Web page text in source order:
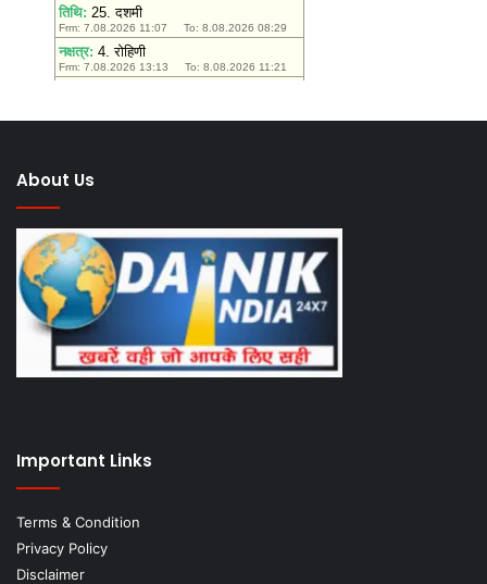
About Us
Important Links
Terms & Condition
Privacy Policy
Disclaimer